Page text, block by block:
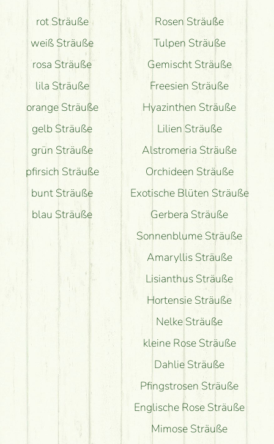
rot Sträuße
weiß Sträuße
rosa Sträuße
lila Sträuße
orange Sträuße
gelb Sträuße
grün Sträuße
pfirsich Sträuße
bunt Sträuße
blau Sträuße
Rosen Sträuße
Tulpen Sträuße
Gemischt Sträuße
Freesien Sträuße
Hyazinthen Sträuße
Lilien Sträuße
Alstromeria Sträuße
Orchideen Sträuße
Exotische Blüten Sträuße
Gerbera Sträuße
Sonnenblume Sträuße
Amaryllis Sträuße
Lisianthus Sträuße
Hortensie Sträuße
Nelke Sträuße
kleine Rose Sträuße
Dahlie Sträuße
Pfingstrosen Sträuße
Englische Rose Sträuße
Mimose Sträuße